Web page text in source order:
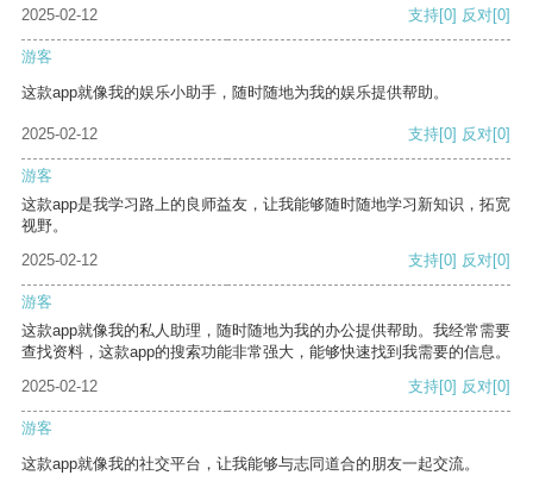
2025-02-12 支持[0] 反对[0]
游客
这款app就像我的娱乐小助手，随时随地为我的娱乐提供帮助。
2025-02-12 支持[0] 反对[0]
游客
这款app是我学习路上的良师益友，让我能够随时随地学习新知识，拓宽
视野。
2025-02-12
支持[0] 反对[0]
游客
这款app就像我的私人助理，随时随地为我的办公提供帮助。我经常需要
查找资料，这款app的搜索功能非常强大，能够快速找到我需要的信息。
2025-02-12
支持[0] 反对[0]
游客
这款app就像我的社交平台，让我能够与志同道合的朋友一起交流。